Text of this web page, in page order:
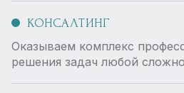
КОНСАЛТИНГ
Оказываем комплекс
решения задач любой